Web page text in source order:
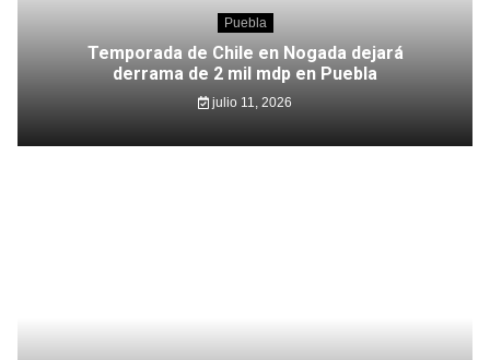
Puebla
Temporada de Chile en Nogada dejará
derrama de 2 mil mdp en Puebla
julio 11, 2026